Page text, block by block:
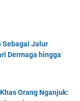
Sebagai Jalur
Dermaga hingga
Orang Nganjuk: